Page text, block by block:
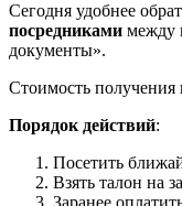
Сегодня удобнее
посредниками между
документы».
Стоимость получения
Порядок действий:
Посетить
Взять талон на